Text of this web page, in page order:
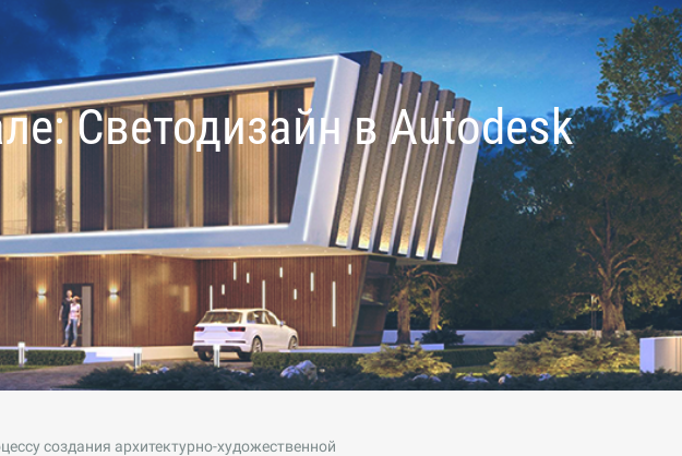
Светодизайн в Autodesk
создания архитектурно-художественной